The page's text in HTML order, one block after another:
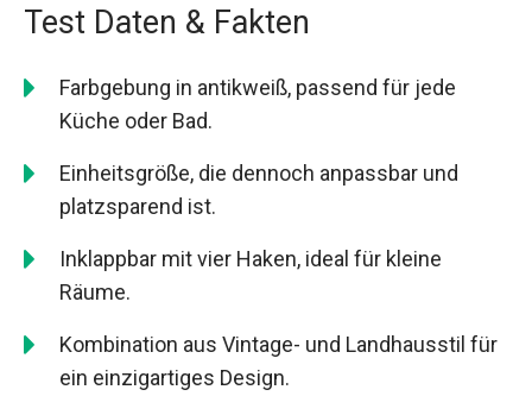
Test Daten & Fakten
Farbgebung in antikweiß, passend für jede
Küche oder Bad.
Einheitsgröße, die dennoch anpassbar und
platzsparend ist.
Inklappbar mit vier Haken, ideal für kleine
Räume.
Kombination aus Vintage- und Landhausstil für
ein einzigartiges Design.